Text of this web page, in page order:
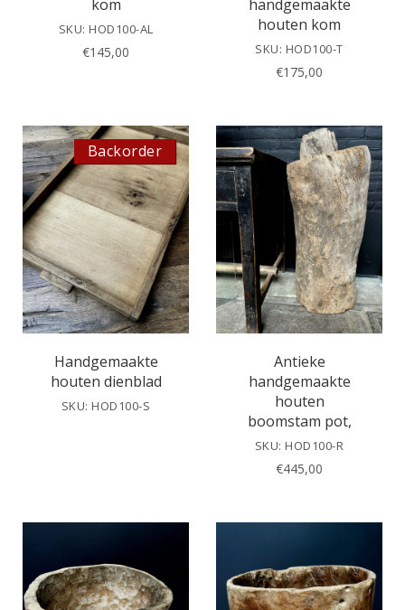
kom
SKU: HOD100-AL
€145,00
handgemaakte
houten kom
SKU: HOD100-T
€175,00
Backorder
Handgemaakte
houten dienblad
SKU: HOD100-S
Antieke
handgemaakte
houten
boomstam pot,
SKU: HOD100-R
€445,00